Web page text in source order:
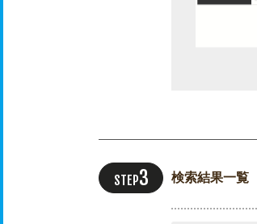
STEP 検索結果一覧